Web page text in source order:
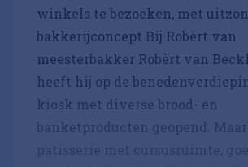
winkels te bezoeken, met
bakkerijconcept Bij Robèrt van
meesterbakker Robèrt van
heeft hij op de
kiosk met diverse brood- en
banketproducten geopend.